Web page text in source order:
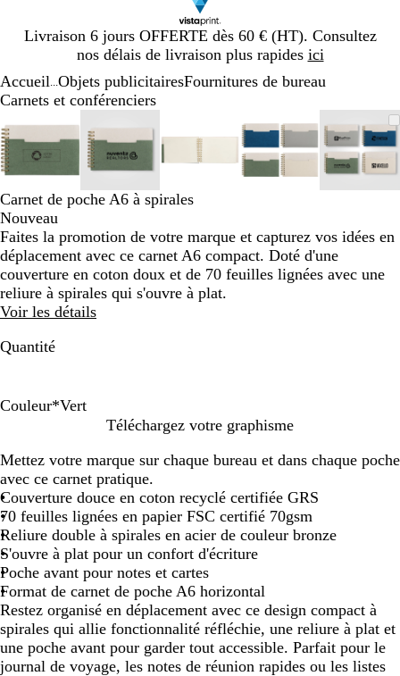
Livraison 6 jours OFFERTE dès 60 € (HT). Consultez
nos délais de livraison plus rapides ici
Diapositive
1
Accueil Objets publicitairesFournitures de bureau
Carnets et conférenciers
zoomable
minimum
pour
développer
touches
plus
et
moins
pour
zoomer
et
les
touches
fléchées
pour
zoomable
minimum
pour
développer
les
touches
plus
et
moins
pour
zoomer
et
les
touches
zoomable
au
minimum
pour
développer
les
touches
pour
zoomer
et
les
touches
zoomable
au
minimum
pour
développer
les
touches
plus
pour
zoomer
et
les
Image
Zoom
au
pour
les
plus
et
pour
et
1
sur
5
Carnet de poche A6 à spirales
Nouveau
Faites la promotion de votre marque et capturez vos idées en
déplacement avec ce carnet A6 compact. Doté d'une
couverture en coton doux et de 70 feuilles lignées avec une
reliure à spirales qui s'ouvre à plat.
Voir les détails
Quantité
Couleur*Vert
i
s
è
m
e
r
t
e
u
m
a
r
i
n
e
Téléchargez votre graphisme
Mettez votre marque sur chaque bureau et dans chaque poche
avec ce carnet pratique.
Couverture douce en coton recyclé certifiée GRS
70 feuilles lignées en papier FSC certifié 70gsm
Reliure double à spirales en acier de couleur bronze
S'ouvre à plat pour un confort d'écriture
Poche avant pour notes et cartes
Format de carnet de poche A6 horizontal
Restez organisé en déplacement avec ce design compact à
spirales qui allie fonctionnalité réfléchie, une reliure à plat et
une poche avant pour garder tout accessible. Parfait pour le
journal de voyage, les notes de réunion rapides ou les listes